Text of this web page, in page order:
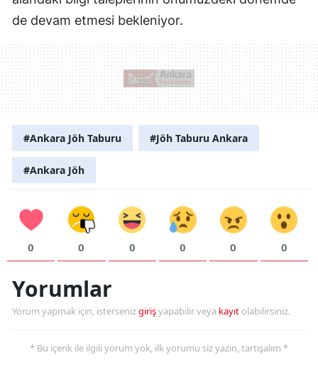
de devam etmesi bekleniyor.
#Ankara Jöh Taburu #Jöh Taburu Ankara
#Ankara Jöh
0 0 0 0 0 0
Yorumlar
Yorum yapmak için, istersenizgirişyapabilir veya kayıt olabilirsiniz.
* Bu içerik ile ilgili yorum yok, ilk yorumu siz yazın, tartışalım *